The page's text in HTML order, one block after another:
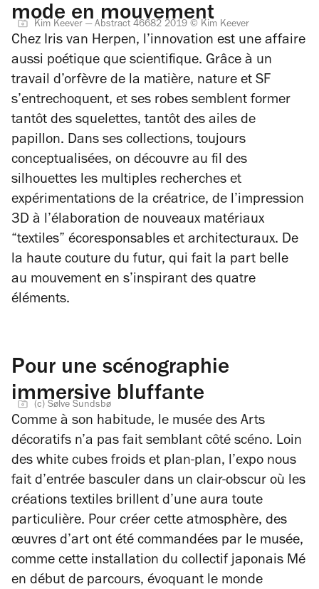
mode en mouvement
Kim Keever — Abstract 46682 2019 © Kim Keever
Chez Iris van Herpen, l’innovation est une affaire
aussi poétique que scientifique. Grâce à un
travail d’orfèvre de la matière, nature et SF
s’entrechoquent, et ses robes semblent former
tantôt des squelettes, tantôt des ailes de
papillon. Dans ses collections, toujours
conceptualisées, on découvre au fil des
silhouettes les multiples recherches et
expérimentations de la créatrice, de l’impression
3D à l’élaboration de nouveaux matériaux
“textiles” écoresponsables et architecturaux. De
la haute couture du futur, qui fait la part belle
au mouvement en s’inspirant des quatre
éléments.
Pour une scénographie
immersive bluffante
(c) Sølve Sundsbø
Comme à son habitude, le musée des Arts
décoratifs n’a pas fait semblant côté scéno. Loin
des white cubes froids et plan-plan, l’expo nous
fait d’entrée basculer dans un clair-obscur où les
créations textiles brillent d’une aura toute
particulière. Pour créer cette atmosphère, des
œuvres d’art ont été commandées par le musée,
comme cette installation du collectif japonais Mé
en début de parcours, évoquant le monde